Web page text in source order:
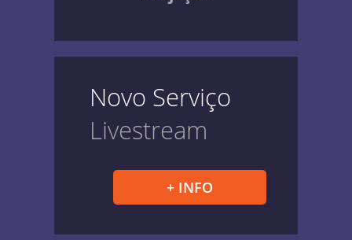
Novo Serviço
Livestream
+ INFO